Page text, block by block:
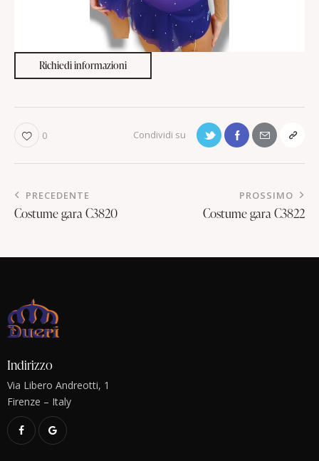
Richiedi informazioni
0
PRECEDENTE
Costume gara C3820
PROSSIMO
Costume gara C3822
Indirizzo
Via Libero Andreotti, 1
Firenze – Italy